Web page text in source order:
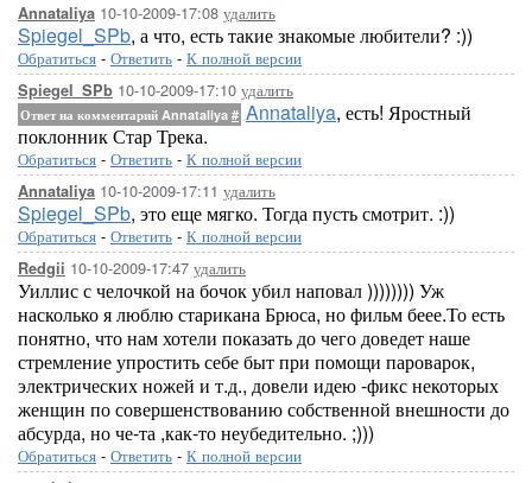
Annataliya 10-10-2009-17:08 удалить
Spiegel_SPb, а что, есть такие знакомые любители? :))
Обратиться - Ответить - К полной версии
Spiegel_SPb 10-10-2009-17:10 удалить
Ответ на комментарий Annataliya # Annataliya, есть! Яростный
поклонник Стар Трека.
Обратиться - Ответить - К полной версии
Annataliya 10-10-2009-17:11 удалить
Spiegel_SPb, это еще мягко. Тогда пусть смотрит. :))
Обратиться - Ответить - К полной версии
Redgii 10-10-2009-17:47 удалить
Уиллис с челочкой на бочок убил наповал )))))))) Уж
насколько я люблю старикана Брюса, но фильм беее.То есть
понятно, что нам хотели показать до чего доведет наше
стремление упростить себе быт при помощи пароварок,
электрических ножей и т.д., довели идею -фикс некоторых
женщин по совершенствованию собственной внешности до
абсурда, но че-та ,как-то неубедительно. ;)))
Обратиться - Ответить - К полной версии